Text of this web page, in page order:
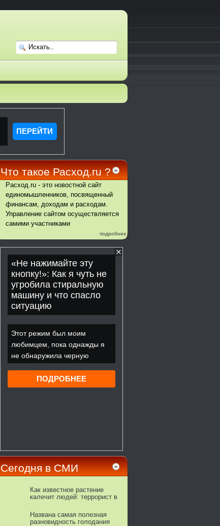
Что такое Расход.ru ?
Расход.ru - это новостной сайт
единомышленников, посвященный
финансам, доходам и расходам.
Управление сайтом осуществляется
самими участниками
подробнее
Сегодня в СМИ
Как известное растение
калечит людей: террорист в
Названа самая полезная
разновидность голодания